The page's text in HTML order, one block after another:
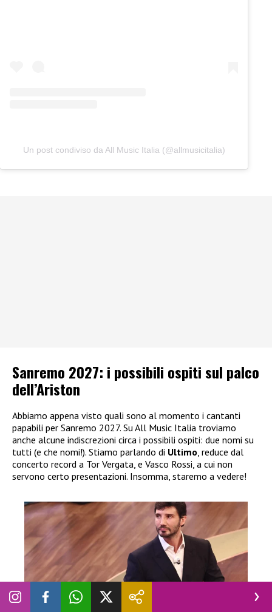
Un post condiviso da All Music Italia (@allmusicitalia)
Sanremo 2027: i possibili ospiti sul palco
dell’Ariston
Abbiamo appena visto quali sono al momento i cantanti
papabili per Sanremo 2027. Su All Music Italia troviamo
anche alcune indiscrezioni circa i possibili ospiti: due nomi su
tutti (e che nomi!). Stiamo parlando di Ultimo, reduce dal
concerto record a Tor Vergata, e Vasco Rossi, a cui non
servono certo presentazioni. Insomma, staremo a vedere!